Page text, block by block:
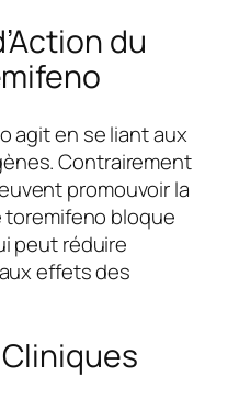
du
agit en se liant aux
Contrairement
promouvoir la
toremifeno bloque
peut réduire
effets des